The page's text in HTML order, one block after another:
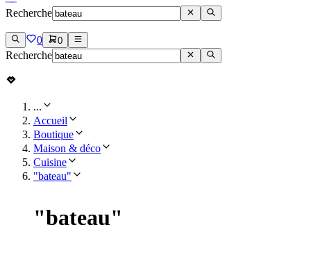
Recherche
0 0
Recherche
...
Accueil
Boutique
Maison & déco
Cuisine
"bateau"
"bateau"